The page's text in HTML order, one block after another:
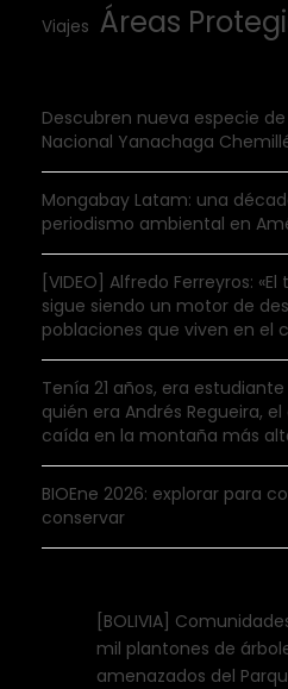
Viajes Áreas
Descubren nueva especie
Nacional Yanachaga
Mongabay Latam: una
periodismo ambiental en
[VIDEO] Alfredo Ferreyros:
sigue siendo un motor de
poblaciones que viven en el
Tenía 21 años, era
quién era Andrés Regueira,
caída en la montaña más
BIOEne 2026: explorar para
conservar
[BOLIVIA]
mil plantones de
amenazados del